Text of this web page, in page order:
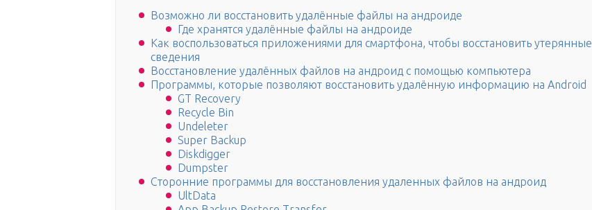
Возможно ли восстановить удалённые файлы на андроиде
Где хранятся удалённые файлы на андроиде
Как воспользоваться приложениями для смартфона, чтобы восстановить утерянные
сведения
Восстановление удалённых файлов на андроид с помощью компьютера
Программы, которые позволяют восстановить удалённую информацию на Android
GT Recovery
Recycle Bin
Undeleter
Super Backup
Diskdigger
Dumpster
Сторонние программы для восстановления удаленных файлов на андроид
UltData